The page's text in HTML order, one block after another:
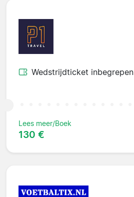
Wedstrijdticket inbegrepen
Lees meer/Boek
130 €